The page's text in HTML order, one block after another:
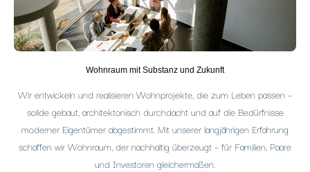
Wohnraum mit Substanz und Zukunft
Wir entwickeln und realisieren Wohnprojekte, die zum Leben passen –
solide gebaut, architektonisch durchdacht und auf die Bedürfnisse
moderner Eigentümer abgestimmt. Mit unserer langjährigen Erfahrung
schaffen wir Wohnraum, der nachhaltig überzeugt – für Familien, Paare
und Investoren gleichermaßen.